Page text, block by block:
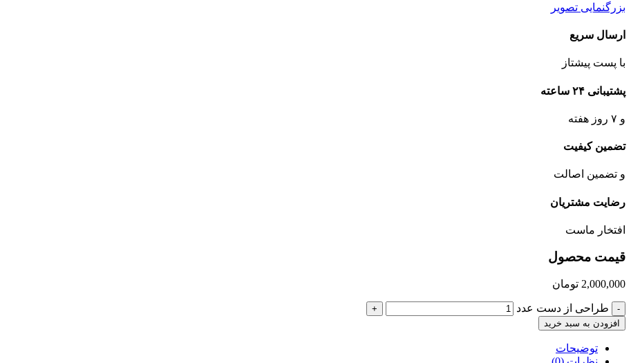
بزرگنمایی تصویر
ارسال سریع
با پست پیشتاز
پشتیبانی ۲۴ ساعته
و ۷ روز هفته
تضمین کیفیت
و تضمین اصالت
رضایت مشتریان
افتخار ماست
قیمت محصول
2,000,000 تومان
- طراحی از دست عدد
+
افزودن به سبد خرید
توضیحات